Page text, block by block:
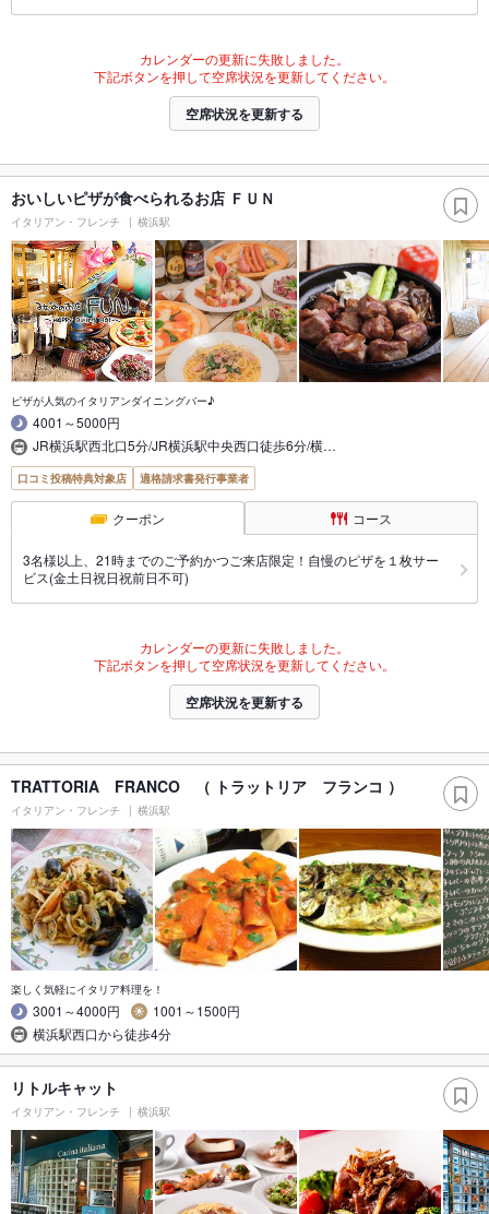
カレンダーの更新に失敗しました。
下記ボタンを押して空席状況を更新してください。
空席状況を更新する
おいしいピザが食べられるお店 ＦＵＮ
イタリアン・フレンチ 横浜駅
ピザが人気のイタリアンダイニングバー♪
4001～5000円
JR横浜駅西北口5分/JR横浜駅中央西口徒歩6分/横…
口コミ投稿特典対象店 適格請求書発行事業者
クーポン コース
3名様以上、21時までのご予約かつご来店限定！自慢のピザを１枚サー
ビス(金土日祝日祝前日不可)
カレンダーの更新に失敗しました。
下記ボタンを押して空席状況を更新してください。
空席状況を更新する
TRATTORIA FRANCO （ トラットリア フランコ ）
イタリアン・フレンチ 横浜駅
楽しく気軽にイタリア料理を！
3001～4000円
1001～1500円
横浜駅西口から徒歩4分
リトルキャット
イタリアン・フレンチ 横浜駅